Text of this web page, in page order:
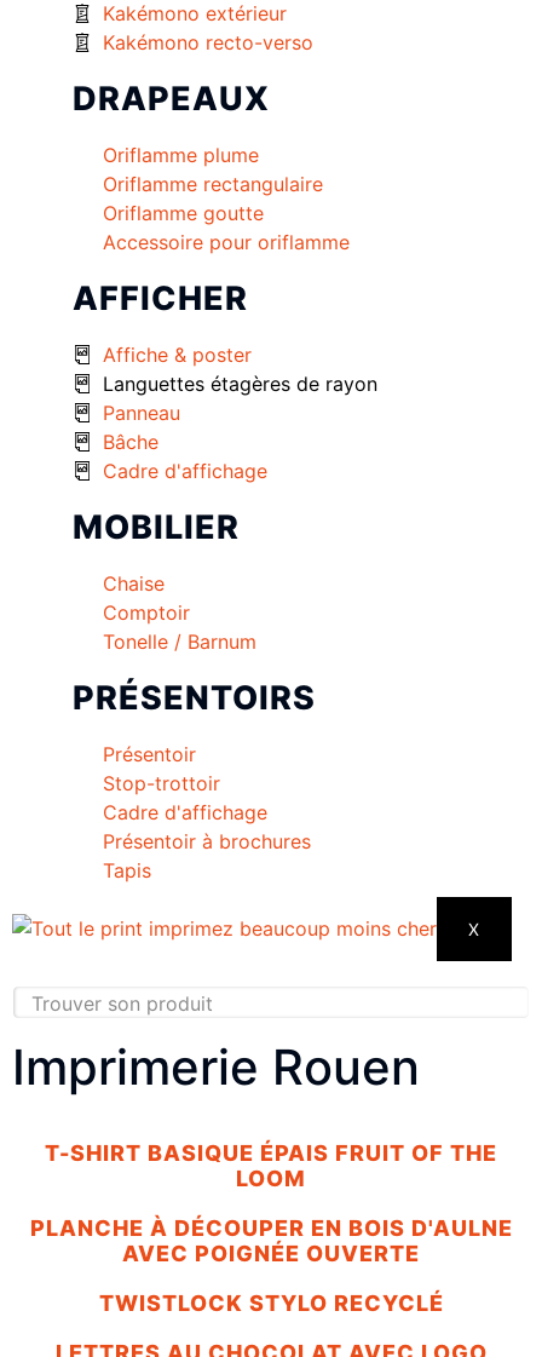
Kakémono extérieur
Kakémono recto-verso
DRAPEAUX
Oriflamme plume
Oriflamme rectangulaire
Oriflamme goutte
Accessoire pour oriflamme
AFFICHER
Affiche & poster
Languettes étagères de rayon
Panneau
Bâche
Cadre d'affichage
MOBILIER
Chaise
Comptoir
Tonelle / Barnum
PRÉSENTOIRS
Présentoir
Stop-trottoir
Cadre d'affichage
Présentoir à brochures
Tapis
X
Imprimerie Rouen
T-SHIRT BASIQUE ÉPAIS FRUIT OF THE
LOOM
PLANCHE À DÉCOUPER EN BOIS D'AULNE
AVEC POIGNÉE OUVERTE
TWISTLOCK STYLO RECYCLÉ